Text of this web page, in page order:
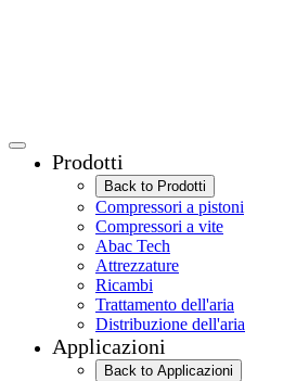
Prodotti
Back to Prodotti
Compressori a pistoni
Compressori a vite
Abac Tech
Attrezzature
Ricambi
Trattamento dell'aria
Distribuzione dell'aria
Applicazioni
Back to Applicazioni